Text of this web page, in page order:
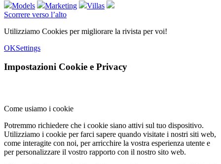
Models Marketing
Villas
Scorrere verso l’alto
Utilizziamo Cookies per migliorare la rivista per voi!
OKSettings
Impostazioni Cookie e Privacy
Come usiamo i cookie
Potremmo richiedere che i cookie siano attivi sul tuo dispositivo.
Utilizziamo i cookie per farci sapere quando visitate i nostri siti web,
come interagite con noi, per arricchire la vostra esperienza utente e
per personalizzare il vostro rapporto con il nostro sito web.